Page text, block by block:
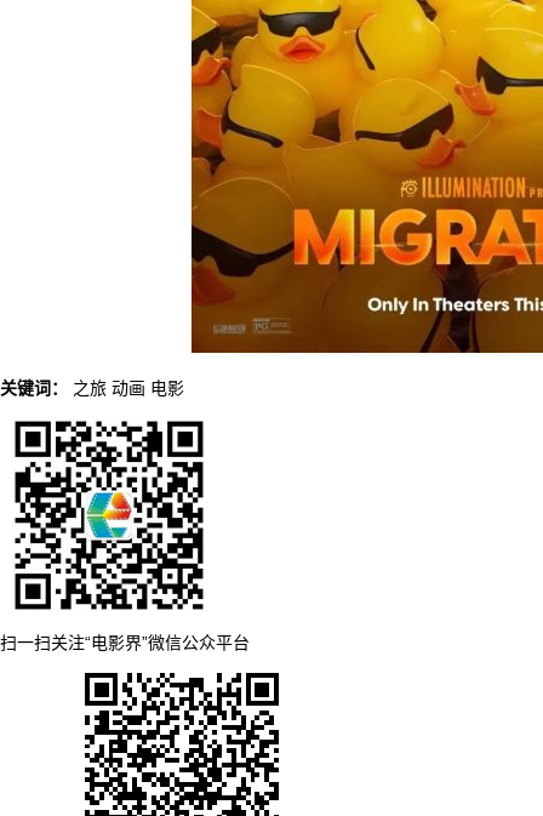
关键词： 之旅 动画 电影
扫一扫关注“电影界”微信公众平台